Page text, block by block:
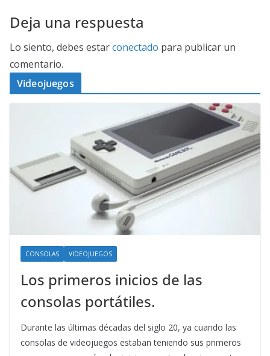
Deja una respuesta
Lo siento, debes estarconectado para publicar un
comentario.
Videojuegos
CONSOLAS VIDEOJUEGOS
Los primeros inicios de las
consolas portátiles.
Durante las últimas décadas del siglo 20, ya cuando las
consolas de videojuegos estaban teniendo sus primeros